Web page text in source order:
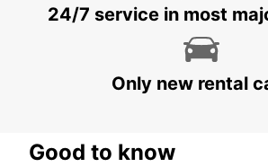
LODI
24/7 service in most
Only new rental
Good to know